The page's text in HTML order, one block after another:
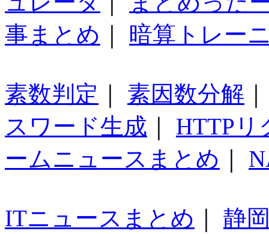
事まとめ
暗算トレー
素数判定 素因数分解
スワード生成
HTTPリ
ームニュースまとめ
ITニュースまとめ 静